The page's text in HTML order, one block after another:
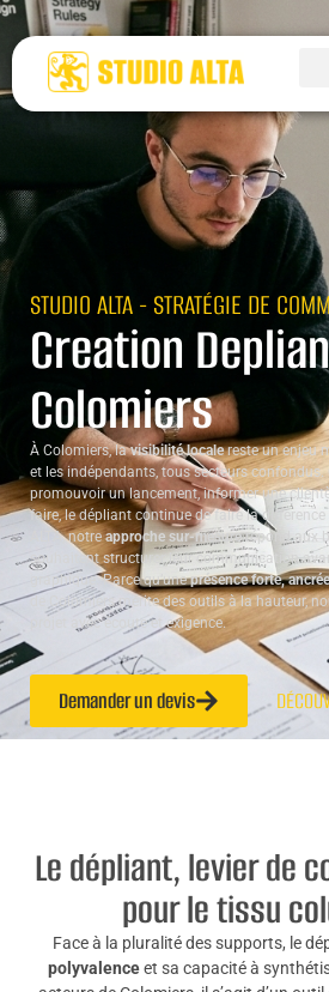
STUDIO ALTA - STRATÉGIE DE
Creation
Colomiers
À Colomiers, lavisibilité localereste un enjeu
et les indépendants, tous secteurs confondus.
promouvoir un lancement, informer une
faire, le dépliant continue de faire la différence
ALTA, notreapproche sur-mesurerépond aux
souhaitent structurer leur communication
graphique. Parce qu’uneprésence forte,
de Colomiers mérite des outils à la hauteur,
projet avec écoute et exigence.
Demander un devis
Le dépliant, levier de
pour le tissu
Face à la pluralité des supports, le
polyvalenceet sa capacité à